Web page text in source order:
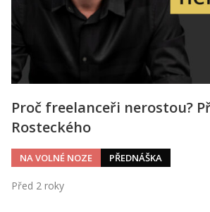
Proč freelanceři nerostou?
Rosteckého
NA VOLNÉ NOZE PŘEDNÁŠKA
Před 2 roky